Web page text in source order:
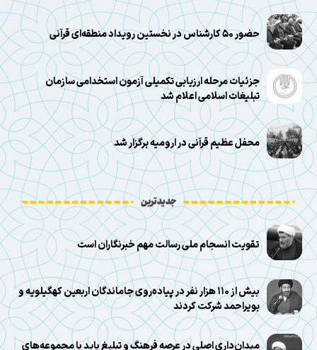
حضور ۵۰ کارشناس در نخستین رویداد منطقه‌ای قرآنی
جزئیات مرحله ارزیابی تکمیلی آزمون استخدامی سازمان
تبلیغات اسلامی اعلام شد
محفل عظیم قرآنی در ارومیه برگزار شد
جدیدترین
تقویت انسجام ملی رسالت مهم خبرنگاران است
بیش از ۱۱۰ هزار نفر در پیاده‌روی جاماندگان اربعین کهگیلویه و
بویراحمد شرکت کردند
میدان‌داری اصلی در عرصه فرهنگ و تبلیغ باید با مجموعه‌های